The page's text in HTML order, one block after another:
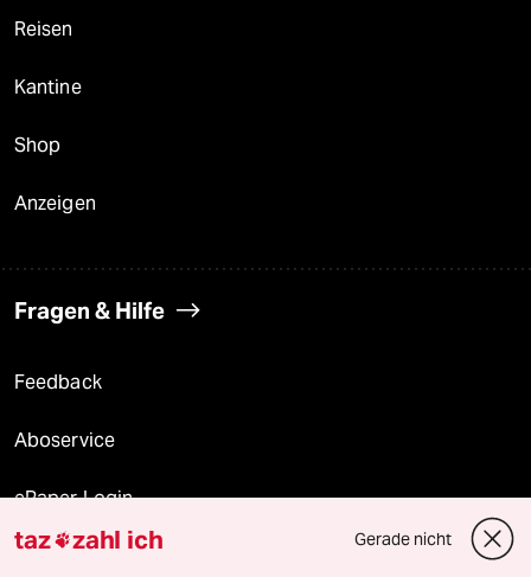
Reisen
Kantine
Shop
Anzeigen
Fragen & Hilfe
Feedback
Aboservice
ePaper Login
Downloads für Abonnierende
taz zahl ich Gerade nicht